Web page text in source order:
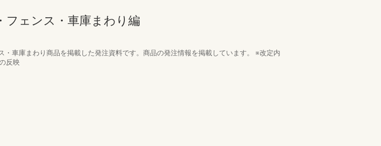
ェンス・車庫まわり編
・車庫まわり商品を掲載した発注資料です。商品の発注情報を掲載しています。 ※改定内
反映